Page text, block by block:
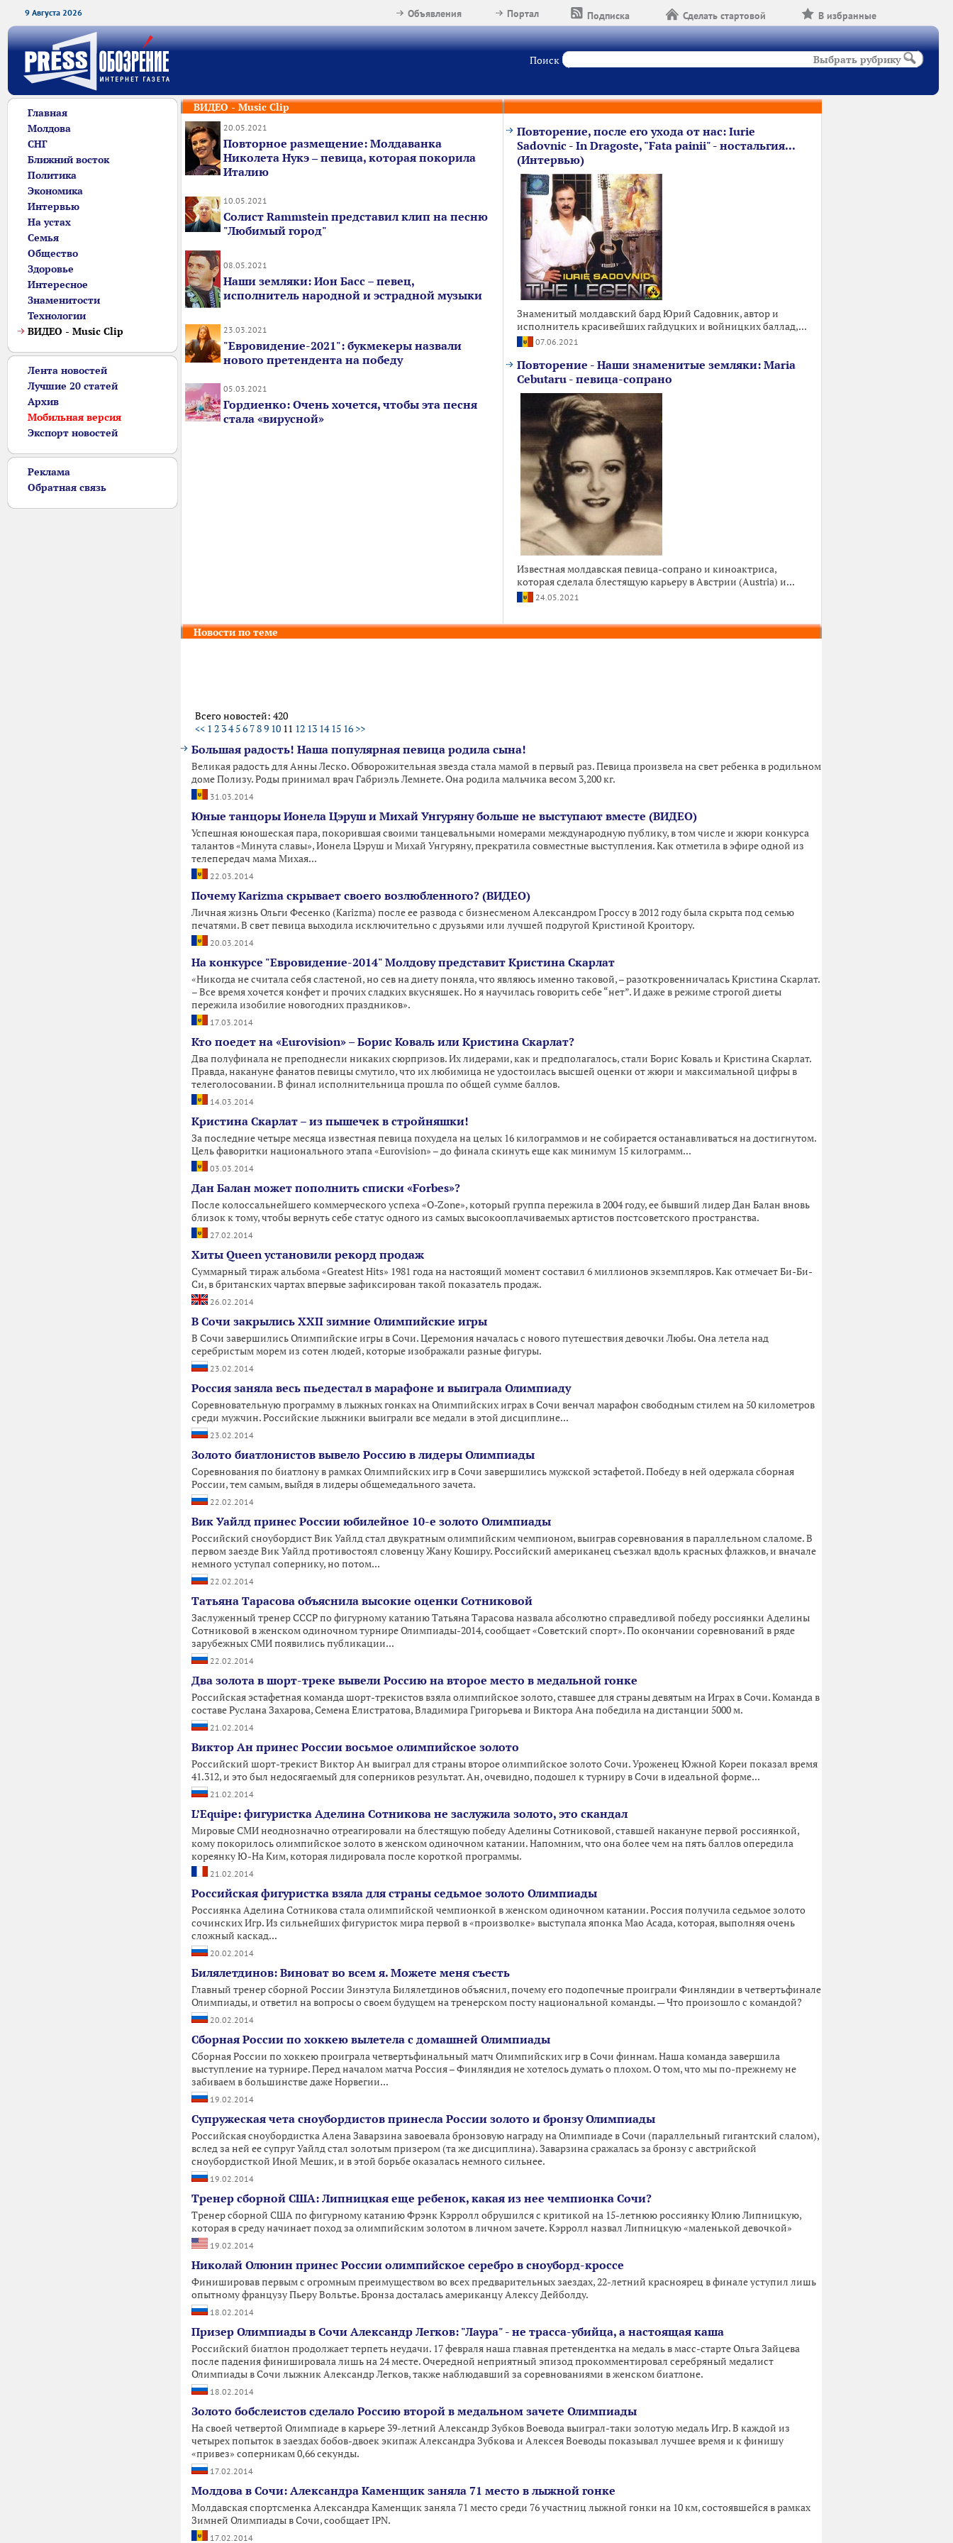
9 Августа 2026 В избранные
Сделать стартовой
Подписка
Портал
Объявления
Поиск Выбрать рубрику
Главная
Молдова
СНГ
Ближний восток
Политика
Экономика
Интервью
На устах
Семья
Общество
Здоровье
Интересное
Знаменитости
Технологии
ВИДЕО - Music Clip
Лента новостей
Лучшие 20 статей
Архив
Мобильная версия
Экспорт новостей
Реклама
Обратная связь
ВИДЕО - Music Clip
20.05.2021
Повторное размещение: Молдаванка
Николета Нукэ ‒ певица, которая покорила
Италию
10.05.2021
Солист Rammstein представил клип на песню
"Любимый город"
08.05.2021
Наши земляки: Ион Басс – певец,
исполнитель народной и эстрадной музыки
23.03.2021
"Евровидение-2021": букмекеры назвали
нового претендента на победу
05.03.2021
Гордиенко: Очень хочется, чтобы эта песня
стала «вирусной»
Повторение, после его ухода от нас: Iurie
Sadovnic - In Dragoste, "Fata painii" - ностальгия...
(Интервью)
Знаменитый молдавский бард Юрий Садовник, автор и
исполнитель красивейших гайдуцких и войницких баллад,...
07.06.2021
Повторение - Наши знаменитые земляки: Maria
Cebutaru - певица-сопрано
Известная молдавская певица-сопрано и киноактриса,
которая сделала блестящую карьеру в Австрии (Austria) и...
24.05.2021
Новости по теме
Всего новостей: 420
<< 1 2 34 56 789 10 11 12 13 14 15 16 >>
Большая радость! Наша популярная певица родила сына!
Великая радость для Анны Леско. Обворожительная звезда стала мамой в первый раз. Певица произвела на свет ребенка в родильном
доме Полизу. Роды принимал врач Габриэль Лемнете. Она родила мальчика весом 3,200 кг.
31.03.2014
Юные танцоры Ионела Цэруш и Михай Унгуряну больше не выступают вместе (ВИДЕО)
Успешная юношеская пара, покорившая своими танцевальными номерами международную публику, в том числе и жюри конкурса
талантов «Минута славы», Ионела Цэруш и Михай Унгуряну, прекратила совместные выступления. Как отметила в эфире одной из
телепередач мама Михая...
22.03.2014
Почему Karizma скрывает своего возлюбленного? (ВИДЕО)
Личная жизнь Ольги Фесенко (Karizma) после ее развода с бизнесменом Александром Гроссу в 2012 году была скрыта под семью
печатями. В свет певица выходила исключительно с друзьями или лучшей подругой Кристиной Кроитору.
20.03.2014
На конкурсе "Евровидение-2014" Молдову представит Кристина Скарлат
«Никогда не считала себя сластеной, но сев на диету поняла, что являюсь именно таковой, – разоткровенничалась Кристина Скарлат.
– Все время хочется конфет и прочих сладких вкусняшек. Но я научилась говорить себе “нет”. И даже в режиме строгой диеты
пережила изобилие новогодних праздников».
17.03.2014
Кто поедет на «Eurovision» – Борис Коваль или Кристина Скарлат?
Два полуфинала не преподнесли никаких сюрпризов. Их лидерами, как и предполагалось, стали Борис Коваль и Кристина Скарлат.
Правда, накануне фанатов певицы смутило, что их любимица не удостоилась высшей оценки от жюри и максимальной цифры в
телеголосовании. В финал исполнительница прошла по общей сумме баллов.
14.03.2014
Кристина Скарлат – из пышечек в стройняшки!
За последние четыре месяца известная певица похудела на целых 16 килограммов и не собирается останавливаться на достигнутом.
Цель фаворитки национального этапа «Eurovision» – до финала скинуть еще как минимум 15 килограмм...
03.03.2014
Дан Балан может пополнить списки «Forbes»?
После колоссальнейшего коммерческого успеха «O-Zone», который группа пережила в 2004 году, ее бывший лидер Дан Балан вновь
близок к тому, чтобы вернуть себе статус одного из самых высокооплачиваемых артистов постсоветского пространства.
27.02.2014
Хиты Queen установили рекорд продаж
Суммарный тираж альбома «Greatest Hits» 1981 года на настоящий момент составил 6 миллионов экземпляров. Как отмечает Би-Би-
Си, в британских чартах впервые зафиксирован такой показатель продаж.
26.02.2014
В Сочи закрылись XXII зимние Олимпийские игры
В Сочи завершились Олимпийские игры в Сочи. Церемония началась с нового путешествия девочки Любы. Она летела над
серебристым морем из сотен людей, которые изображали разные фигуры.
23.02.2014
Россия заняла весь пьедестал в марафоне и выиграла Олимпиаду
Соревновательную программу в лыжных гонках на Олимпийских играх в Сочи венчал марафон свободным стилем на 50 километров
среди мужчин. Российские лыжники выиграли все медали в этой дисциплине...
23.02.2014
Золото биатлонистов вывело Россию в лидеры Олимпиады
Соревнования по биатлону в рамках Олимпийских игр в Сочи завершились мужской эстафетой. Победу в ней одержала сборная
России, тем самым, выйдя в лидеры общемедального зачета.
22.02.2014
Вик Уайлд принес России юбилейное 10-е золото Олимпиады
Российский сноубордист Вик Уайлд стал двукратным олимпийским чемпионом, выиграв соревнования в параллельном слаломе. В
первом заезде Вик Уайлд противостоял словенцу Жану Коширу. Российский американец съезжал вдоль красных флажков, и вначале
немного уступал сопернику, но потом...
22.02.2014
Татьяна Тарасова объяснила высокие оценки Сотниковой
Заслуженный тренер СССР по фигурному катанию Татьяна Тарасова назвала абсолютно справедливой победу россиянки Аделины
Сотниковой в женском одиночном турнире Олимпиады-2014, сообщает «Советский спорт». По окончании соревнований в ряде
зарубежных СМИ появились публикации...
22.02.2014
Два золота в шорт-треке вывели Россию на второе место в медальной гонке
Российская эстафетная команда шорт-трекистов взяла олимпийское золото, ставшее для страны девятым на Играх в Сочи. Команда в
составе Руслана Захарова, Семена Елистратова, Владимира Григорьева и Виктора Ана победила на дистанции 5000 м.
21.02.2014
Виктор Ан принес России восьмое олимпийское золото
Российский шорт-трекист Виктор Ан выиграл для страны второе олимпийское золото Сочи. Уроженец Южной Кореи показал время
41.312, и это был недосягаемый для соперников результат. Ан, очевидно, подошел к турниру в Сочи в идеальной форме...
21.02.2014
L’Equipe: фигуристка Аделина Сотникова не заслужила золото, это скандал
Мировые СМИ неоднозначно отреагировали на блестящую победу Аделины Сотниковой, ставшей накануне первой россиянкой,
кому покорилось олимпийское золото в женском одиночном катании. Напомним, что она более чем на пять баллов опередила
кореянку Ю-На Ким, которая лидировала после короткой программы.
21.02.2014
Российская фигуристка взяла для страны седьмое золото Олимпиады
Россиянка Аделина Сотникова стала олимпийской чемпионкой в женском одиночном катании. Россия получила седьмое золото
сочинских Игр. Из сильнейших фигуристок мира первой в «произволке» выступала японка Мао Асада, которая, выполняя очень
сложный каскад...
20.02.2014
Билялетдинов: Виноват во всем я. Можете меня съесть
Главный тренер сборной России Зинэтула Билялетдинов объяснил, почему его подопечные проиграли Финляндии в четвертьфинале
Олимпиады, и ответил на вопросы о своем будущем на тренерском посту национальной команды. — Что произошло с командой?
20.02.2014
Сборная России по хоккею вылетела с домашней Олимпиады
Сборная России по хоккею проиграла четвертьфинальный матч Олимпийских игр в Сочи финнам. Наша команда завершила
выступление на турнире. Перед началом матча Россия – Финляндия не хотелось думать о плохом. О том, что мы по-прежнему не
забиваем в большинстве даже Норвегии...
19.02.2014
Супружеская чета сноубордистов принесла России золото и бронзу Олимпиады
Российская сноубордистка Алена Заварзина завоевала бронзовую награду на Олимпиаде в Сочи (параллельный гигантский слалом),
вслед за ней ее супруг Уайлд стал золотым призером (та же дисциплина). Заварзина сражалась за бронзу с австрийской
сноубордисткой Иной Мешик, и в этой борьбе оказалась немного сильнее.
19.02.2014
Тренер сборной США: Липницкая еще ребенок, какая из нее чемпионка Сочи?
Тренер сборной США по фигурному катанию Фрэнк Кэрролл обрушился с критикой на 15-летнюю россиянку Юлию Липницкую,
которая в среду начинает поход за олимпийским золотом в личном зачете. Кэрролл назвал Липницкую «маленькой девочкой»
19.02.2014
Николай Олюнин принес России олимпийское серебро в сноуборд-кроссе
Финишировав первым с огромным преимуществом во всех предварительных заездах, 22-летний красноярец в финале уступил лишь
опытному французу Пьеру Вольтье. Бронза досталась американцу Алексу Дейболду.
18.02.2014
Призер Олимпиады в Сочи Александр Легков: "Лаура" - не трасса-убийца, а настоящая каша
Российский биатлон продолжает терпеть неудачи. 17 февраля наша главная претендентка на медаль в масс-старте Ольга Зайцева
после падения финишировала лишь на 24 месте. Очередной неприятный эпизод прокомментировал серебряный медалист
Олимпиады в Сочи лыжник Александр Легков, также наблюдавший за соревнованиями в женском биатлоне.
18.02.2014
Золото бобслеистов сделало Россию второй в медальном зачете Олимпиады
На своей четвертой Олимпиаде в карьере 39-летний Александр Зубков Воевода выиграл-таки золотую медаль Игр. В каждой из
четырех попыток в заездах бобов-двоек экипаж Александра Зубкова и Алексея Воеводы показывал лучшее время и к финишу
«привез» соперникам 0,66 секунды.
17.02.2014
Молдова в Сочи: Александра Каменщик заняла 71 место в лыжной гонке
Молдавская спортсменка Александра Каменщик заняла 71 место среди 76 участниц лыжной гонки на 10 км, состоявшейся в рамках
Зимней Олимпиады в Сочи, сообщает IPN.
17.02.2014